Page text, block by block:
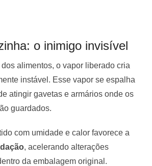
o inimigo invisível
alimentos, o vapor liberado cria
instável. Esse vapor se espalha
atingir gavetas e armários onde os
guardados.
com umidade e calor favorece a
, acelerando alterações
da embalagem original.